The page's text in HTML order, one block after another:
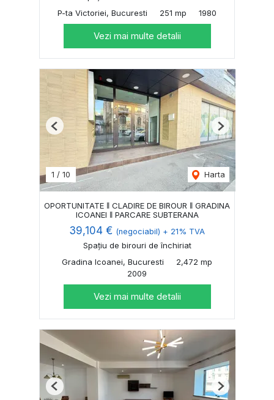
P-ta Victoriei, Bucuresti
251 mp 1980
Vezi mai multe detalii
1 / 10 Harta
Previous Next
OPORTUNITATE ‖ CLADIRE DE BIROUR ‖ GRADINA
ICOANEI ‖ PARCARE SUBTERANA
39,104 € (negociabil) + 21% TVA
Spațiu de birouri de închiriat
Gradina Icoanei, Bucuresti
2,472 mp
2009
Vezi mai multe detalii
Previous Next